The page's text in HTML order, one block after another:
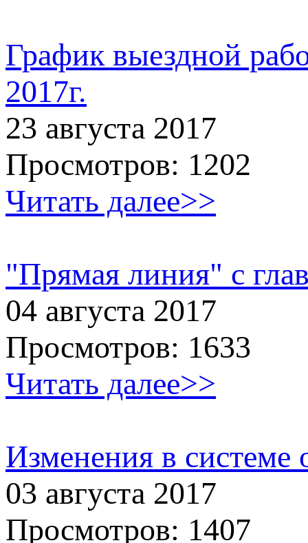
График выездной
2017г.
23 августа 2017
Просмотров: 1202
Читать далее>>
"Прямая линия" с
04 августа 2017
Просмотров: 1633
Читать далее>>
Изменения в системе
03 августа 2017
Просмотров: 1407